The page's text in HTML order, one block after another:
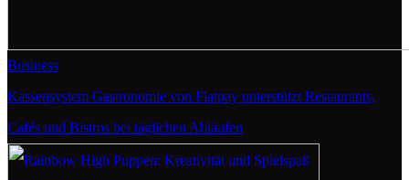
Business
Kassensystem Gastronomie von Flatpay unterstützt Restaurants,
Cafés und Bistros bei täglichen Abläufen